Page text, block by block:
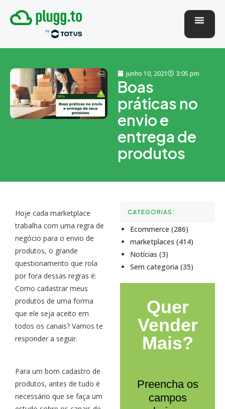
junho 10, 2021 3:05 pm
Boas
práticas no
envio e
entrega de
produtos
Hoje cada marketplace
trabalha com uma regra de
negócio para o envio de
produtos, o grande
questionamento que rola
por fora dessas regras é:
Como cadastrar meus
produtos de uma forma
que ele seja aceito em
todos os canais? Vamos te
responder a seguir.
Para um bom cadastro de
produtos, antes de tudo é
necessário que se faça um
CATEGORIAS:
Ecommerce (286)
marketplaces (414)
Notícias (3)
Sem categoria (35)
Quer
Vender
Mais?
Preencha os
campos